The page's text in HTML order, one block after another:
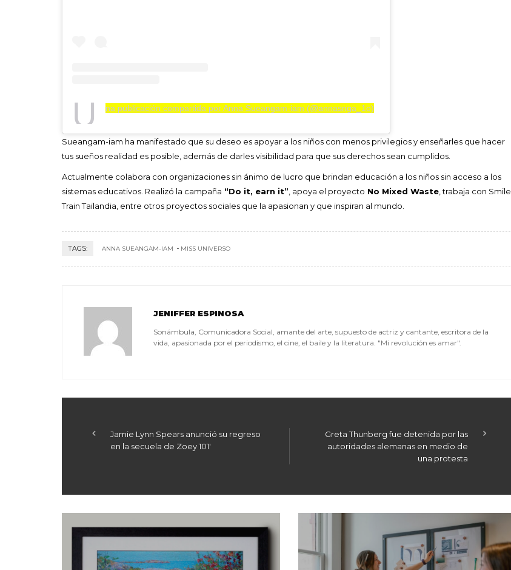
U na publicación compartida por Anna Sueangam-iam (@annasnga_1o)
Sueangam-iam ha manifestado que su deseo es apoyar a los niños con menos privilegios y enseñarles que hacer
tus sueños realidad es posible, además de darles visibilidad para que sus derechos sean cumplidos.
Actualmente colabora con organizaciones sin ánimo de lucro que brindan educación a los niños sin acceso a los
sistemas educativos. Realizó la campaña “Do it, earn it” , apoya el proyecto No Mixed Waste , trabaja con Smile
Train Tailandia, entre otros proyectos sociales que la apasionan y que inspiran al mundo.
TAGS: ANNA SUEANGAM-IAM MISS UNIVERSO
JENIFFER ESPINOSA
Sonámbula, Comunicadora Social, amante del arte, supuesto de actriz y cantante, escritora de la
vida, apasionada por el periodismo, el cine, el baile y la literatura. "Mi revolución es amar".
Jamie Lynn Spears anunció su regreso
en la secuela de Zoey 101′
Greta Thunberg fue detenida por las
autoridades alemanas en medio de
una protesta